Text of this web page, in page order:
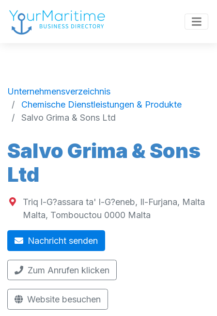
Unternehmensverzeichnis
Chemische Dienstleistungen & Produkte
Salvo Grima & Sons Ltd
Salvo Grima & Sons
Ltd
Triq l-G?assara ta' l-G?eneb, Il-Furjana, Malta
Malta, Tombouctou 0000 Malta
Nachricht senden
Zum Anrufen klicken
Website besuchen